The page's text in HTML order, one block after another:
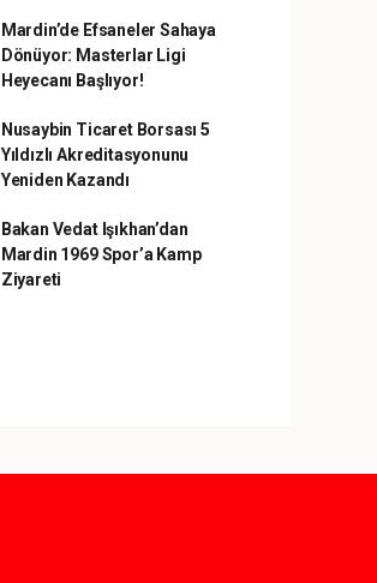
Mardin’de Efsaneler Sahaya
Dönüyor: Masterlar Ligi
Heyecanı Başlıyor!
Nusaybin Ticaret Borsası 5
Yıldızlı Akreditasyonunu
Yeniden Kazandı
Bakan Vedat Işıkhan’dan
Mardin 1969 Spor’a Kamp
Ziyareti